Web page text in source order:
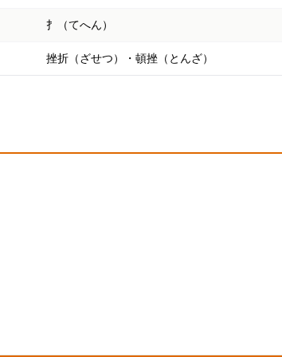
扌（てへん）
挫折（ざせつ）・頓挫（とんざ）